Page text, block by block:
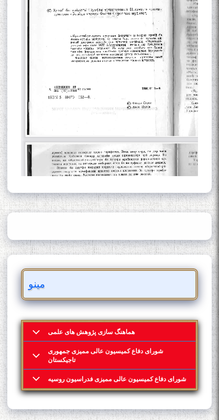
مینو
هماهنگ سازی پژوهش های علمی
شورای دفاع کمیسیون عالی ممیزی جمهوری
تاجیکستان
شورای دفاع کمیسیون عالی ممیزی فدراسیون روسیه